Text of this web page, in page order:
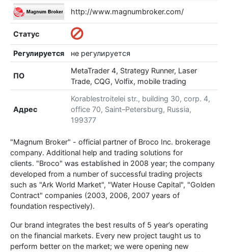
http://www.magnumbroker.com/
Статус
Регулируется не регулируется
ПО
MetaTrader 4, Strategy Runner, Laser
Trade, CQG, Volfix, mobile trading
Адрес
Korablestroitelei str., building 30, corp. 4,
office 70, Saint–Petersburg, Russia,
199377
"Magnum Broker" - official partner of Broco Inc. brokerage
company. Additional help and trading solutions for
clients. "Broco" was established in 2008 year; the company
developed from a number of successful trading projects
such as "Ark World Market", "Water House Capital", "Golden
Contract" companies (2003, 2006, 2007 years of
foundation respectively).
Our brand integrates the best results of 5 year’s operating
on the financial markets. Every new project taught us to
perform better on the market; we were opening new